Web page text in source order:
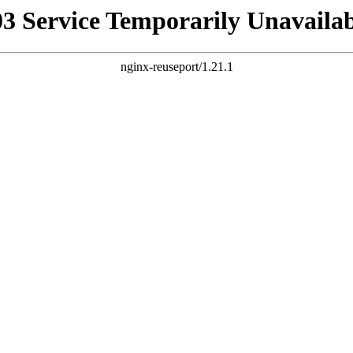
Service Temporarily
nginx-reuseport/1.21.1